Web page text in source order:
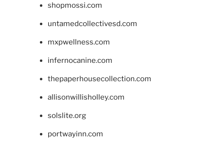
shopmossi.com
untamedcollectivesd.com
mxpwellness.com
infernocanine.com
thepaperhousecollection.com
allisonwillisholley.com
solslite.org
portwayinn.com